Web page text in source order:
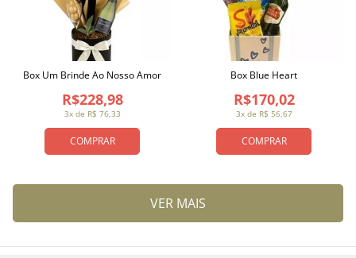
COMPRAR
3x de R$ 76,33
R$228,98
Box Um Brinde Ao Nosso Amor
COMPRAR
3x de R$ 56,67
R$170,02
Box Blue Heart
VER MAIS